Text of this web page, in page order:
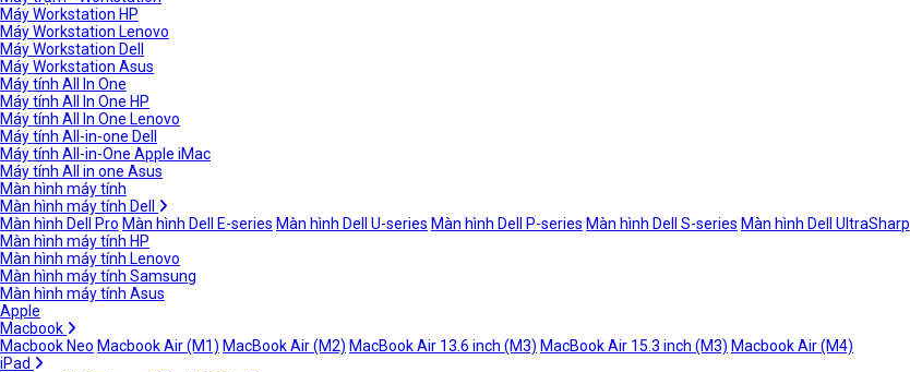
Máy Workstation HP
Máy Workstation Lenovo
Máy Workstation Dell
Máy Workstation Asus
Máy tính All In One
Máy tính All In One HP
Máy tính All In One Lenovo
Máy tính All-in-one Dell
Máy tính All-in-One Apple iMac
Máy tính All in one Asus
Màn hình máy tính
Màn hình máy tính Dell
Màn hình Dell Pro Màn hình Dell E-series Màn hình Dell U-series Màn hình Dell P-series Màn hình Dell S-series Màn hình Dell UltraSharp
Màn hình máy tính HP
Màn hình máy tính Lenovo
Màn hình máy tính Samsung
Màn hình máy tính Asus
Apple
Macbook
Macbook Neo Macbook Air (M1) MacBook Air (M2) MacBook Air 13.6 inch (M3) MacBook Air 15.3 inch (M3) Macbook Air (M4)
iPad